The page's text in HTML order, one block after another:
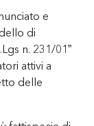
e
di
n. 231/01”
attivi a
delle